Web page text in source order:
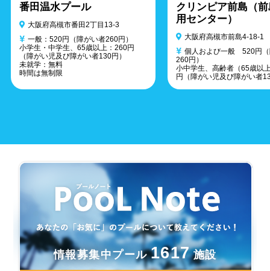
番田温水プール
大阪府高槻市番田2丁目13-3
一般：520円（障がい者260円）
小学生・中学生、65歳以上：260円
（障がい児及び障がい者130円）
未就学：無料
時間は無制限
クリンピア前島（
用センター）
大阪府高槻市前島4-18-1
個人および一般 520円（
260円）
小中学生、高齢者（65歳
円（障がい児及び障がい者
情報募集中プール 1617 施設